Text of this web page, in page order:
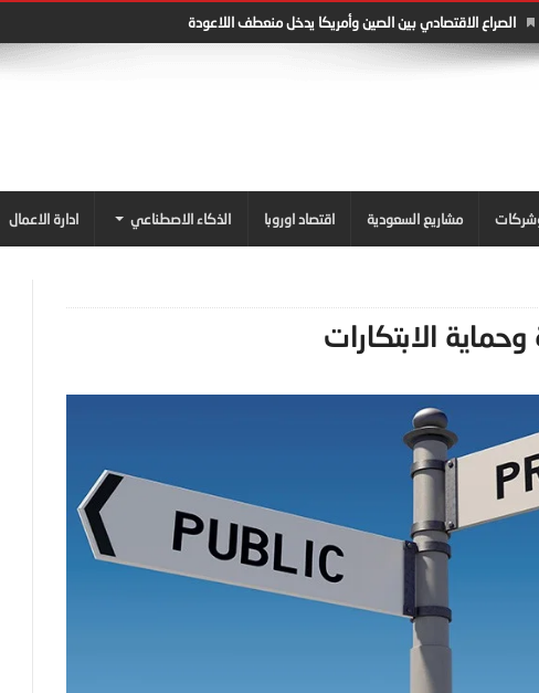
الصراع الاقتصادي بين الصين وأمريكا يدخل منعطف اللاعودة
مشاريع السعودية اقتصاد اوروبا الذكاء الاصطناعي ادارة الاعمال
الابتكارات